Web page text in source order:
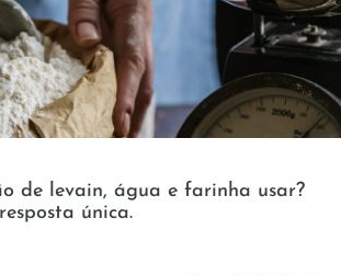
de levain, água e farinha usar?
única.